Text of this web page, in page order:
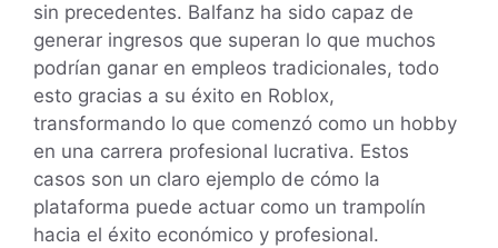
sin precedentes. Balfanz ha sido capaz de
generar ingresos que superan lo que muchos
podrían ganar en empleos tradicionales, todo
esto gracias a su éxito en Roblox,
transformando lo que comenzó como un hobby
en una carrera profesional lucrativa. Estos
casos son un claro ejemplo de cómo la
plataforma puede actuar como un trampolín
hacia el éxito económico y profesional.